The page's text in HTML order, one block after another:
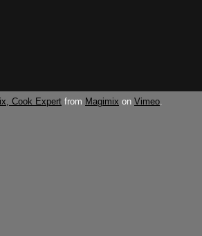
Cook Expert from Magimix on Vimeo.